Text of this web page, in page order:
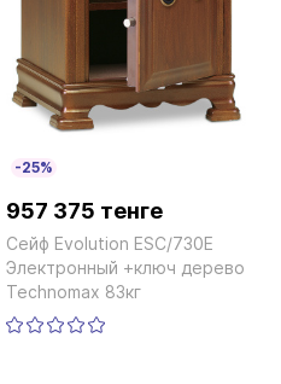
-25%
957 375 тенге
Сейф Evolution ESC/730E
Электронный +ключ дерево
Technomax 83кг